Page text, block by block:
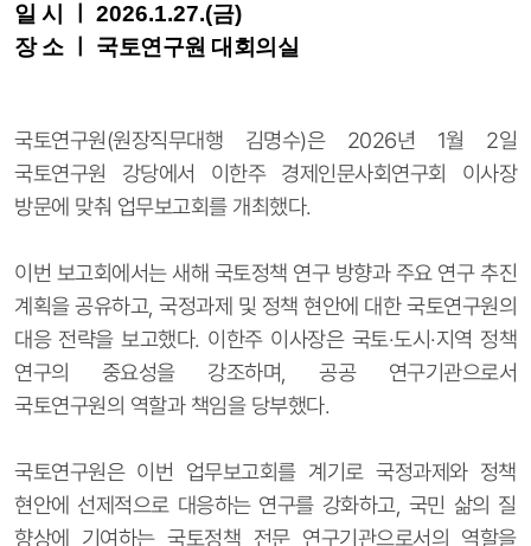
일 시 ㅣ 2026.1.27.(금)
장 소 ㅣ 국토연구원 대회의실
국토연구원(원장직무대행 김명수)은 2026년 1월 2일
국토연구원 강당에서 이한주 경제인문사회연구회 이사장
방문에 맞춰 업무보고회를 개최했다.
이번 보고회에서는 새해 국토정책 연구 방향과 주요 연구 추진
계획을 공유하고, 국정과제 및 정책 현안에 대한 국토연구원의
대응 전략을 보고했다. 이한주 이사장은 국토·도시·지역 정책
연구의 중요성을 강조하며, 공공 연구기관으로서
국토연구원의 역할과 책임을 당부했다.
국토연구원은 이번 업무보고회를 계기로 국정과제와 정책
현안에 선제적으로 대응하는 연구를 강화하고, 국민 삶의 질
향상에 기여하는 국토정책 전문 연구기관으로서의 역할을